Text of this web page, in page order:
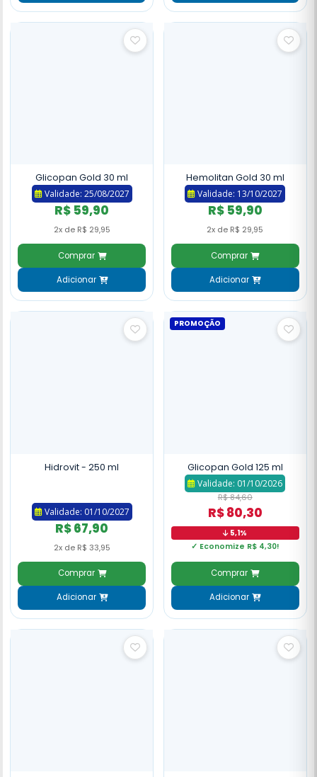
Glicopan Gold 30 ml
Validade: 25/08/2027
R$ 59,90
2x de R$ 29,95
Comprar
Adicionar
Hemolitan Gold 30 ml
Validade: 13/10/2027
R$ 59,90
2x de R$ 29,95
Comprar
Adicionar
Hidrovit - 250 ml
Validade: 01/10/2027
R$ 67,90
2x de R$ 33,95
Comprar
Adicionar
PROMOÇÃO
Glicopan Gold 125 ml
Validade: 01/10/2026
R$ 84,60
R$ 80,30
5,1%
✓ Economize R$ 4,30!
Comprar
Adicionar